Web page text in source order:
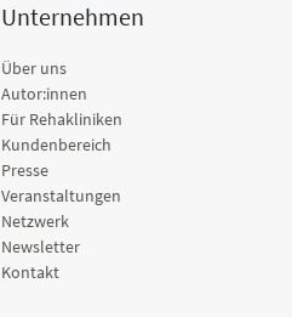
Unternehmen
Über uns
Autor:innen
Für Rehakliniken
Kundenbereich
Presse
Veranstaltungen
Netzwerk
Newsletter
Kontakt